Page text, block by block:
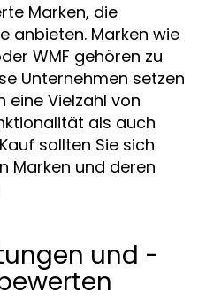
Marken, die
anbieten. Marken wie
WMF gehören zu
Unternehmen setzen
Vielzahl von
als auch
sollten Sie sich
Marken und deren
und -